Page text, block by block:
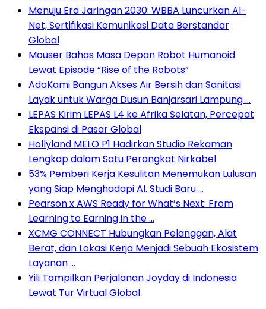
Menuju Era Jaringan 2030: WBBA Luncurkan AI-
Net, Sertifikasi Komunikasi Data Berstandar
Global
Mouser Bahas Masa Depan Robot Humanoid
Lewat Episode “Rise of the Robots”
AdaKami Bangun Akses Air Bersih dan Sanitasi
Layak untuk Warga Dusun Banjarsari Lampung …
LEPAS Kirim LEPAS L4 ke Afrika Selatan, Percepat
Ekspansi di Pasar Global
Hollyland MELO P1 Hadirkan Studio Rekaman
Lengkap dalam Satu Perangkat Nirkabel
53% Pemberi Kerja Kesulitan Menemukan Lulusan
yang Siap Menghadapi AI. Studi Baru …
Pearson x AWS Ready for What’s Next: From
Learning to Earning in the …
XCMG CONNECT Hubungkan Pelanggan, Alat
Berat, dan Lokasi Kerja Menjadi Sebuah Ekosistem
Layanan …
Yili Tampilkan Perjalanan Joyday di Indonesia
Lewat Tur Virtual Global